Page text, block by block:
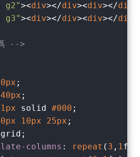
g2"><div></div><div></div
g3"><div></div><div></div
-->
;
;
1px solid #000 ;
10px 25px ;
columns : repeat ( 3 , 1